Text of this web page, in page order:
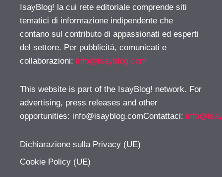
IsayBlog! la cui rete editoriale comprende siti
tematici di informazione indipendente che
contano sul contributo di appassionati ed esperti
del settore. Per pubblicità, comunicati e
collaborazioni: info@isayblog.com
This website is part of the IsayBlog! network. For
advertising, press releases and other
opportunities: info@isayblog.comContattaci:
Dichiarazione sulla Privacy (UE)
Cookie Policy (UE)